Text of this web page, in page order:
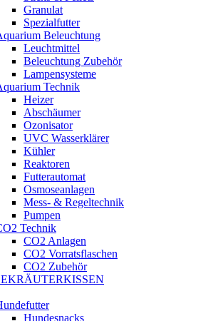
Granulat
Spezialfutter
Beleuchtung
Leuchtmittel
Beleuchtung Zubehör
Lampensysteme
Technik
Heizer
Abschäumer
Ozonisator
UVC Wasserklärer
Kühler
Reaktoren
Futterautomat
Osmoseanlagen
Mess- & Regeltechnik
Pumpen
Technik
CO2 Anlagen
CO2 Vorratsflaschen
CO2 Zubehör
Hundesnacks